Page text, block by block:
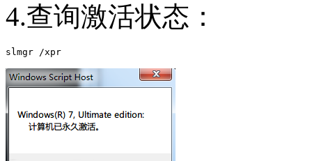
4.查询激活状态：
slmgr /xpr